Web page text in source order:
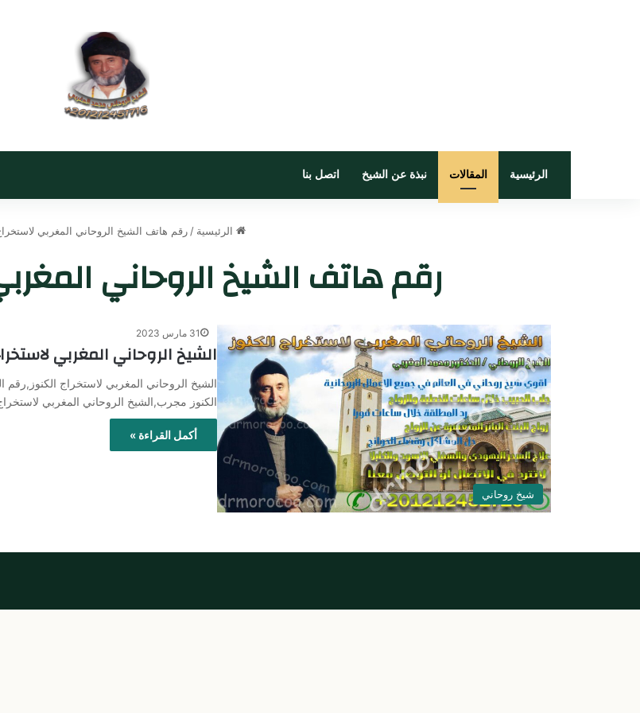
الرئيسية المقالات نبذة عن الشيخ اتصل بنا
الرئيسية / رقم هاتف الشيخ الروحاني المغربي
رقم هاتف الشيخ الروحاني
شيخ روحاني
31 مارس 2023
الشيخ الروحاني المغربي
الشيخ الروحاني المغربي لاستخراج الكنوز,رقم
الكنوز مجرب,الشيخ الروحاني المغربي
أكمل القراءة »